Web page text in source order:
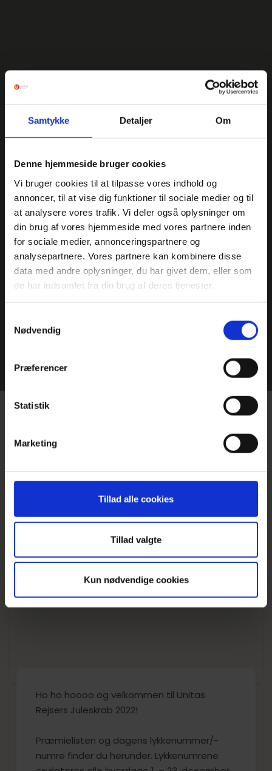
Samtykke Detaljer Om
Denne hjemmeside bruger cookies
Vi bruger cookies til at tilpasse vores indhold og
annoncer, til at vise dig funktioner til sociale medier og til
at analysere vores trafik. Vi deler også oplysninger om
din brug af vores hjemmeside med vores partnere inden
for sociale medier, annonceringspartnere og
analysepartnere. Vores partnere kan kombinere disse
data med andre oplysninger, du har givet dem, eller som
de har indsamlet fra din brug af deres tjenester.
Nødvendig
Præferencer
Statistik
Marketing
Tillad alle cookies
Tillad valgte
Kun nødvendige cookies
Hjem >Julekalender 2022
Velkommen til Unitas
Rejsers Juleskrab
Ho ho hoooo og velkommen til Unitas
Rejsers Juleskrab 2022!
Præmielisten og dagens lykkenummer/-
numre finder du herunder. Lykkenumrene